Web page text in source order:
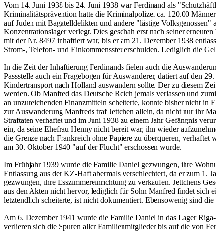
Vom 14. Juni 1938 bis 24. Juni 1938 war Ferdinand als
Kriminalitätsprävention hatte die Kriminalpolizei ca. 120.00
auf Juden mit Bagatelldelikten und andere "lästige
Konzentrationslager verlegt. Dies geschah erst nach seiner
mit der Nr. 8497 inhaftiert war, bis er am 21. Dezember 1938
Strom-, Telefon- und Einkommenssteuerschulden. Lediglich die
In die Zeit der Inhaftierung Ferdinands fielen auch die
Passstelle auch ein Fragebogen für Auswanderer, datiert auf den
Kindertransport nach Holland auswandern sollte. Der zu diesem
werden. Ob Manfred das Deutsche Reich jemals verlassen und
an unzureichenden Finanzmitteln scheiterte, konnte bisher nicht
zur Auswanderung Manfreds traf Jettchen allein, da nicht nur ihr
Straftaten verhaftet und im Juni 1938 zu einem Jahr Gefängnis
ein, da seine Ehefrau Henny nicht bereit war, ihn wieder
die Grenze nach Frankreich ohne Papiere zu überqueren,
am 30. Oktober 1940 "auf der Flucht" erschossen wurde.
Im Frühjahr 1939 wurde die Familie Daniel gezwungen, ihre
Entlassung aus der KZ-Haft abermals verschlechtert, da er zum 1.
gezwungen, ihre Esszimmereinrichtung zu verkaufen. Jettchens
aus den Akten nicht hervor, lediglich für Sohn Manfred findet sich
letztendlich scheiterte, ist nicht dokumentiert. Ebensowenig sind
Am 6. Dezember 1941 wurde die Familie Daniel in das Lager
verlieren sich die Spuren aller Familienmitglieder bis auf die von